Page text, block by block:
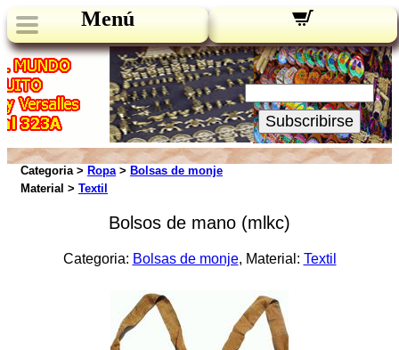
Menú
Novedades:
Su Email:
Subscribirse
Categoria > Ropa> Bolsas de monje
Material > Textil
Bolsos de mano (mlkc)
Categoria: Bolsas de monje, Material: Textil